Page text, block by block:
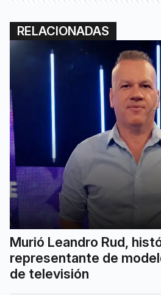
RELACIONADAS
Murió Leandro Rud,
representante de
de televisión